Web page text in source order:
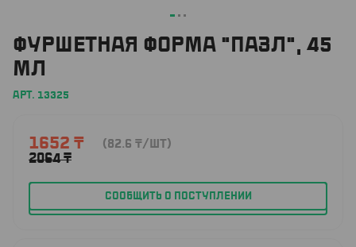
ФУРШЕТНАЯ ФОРМА "ПАЗЛ", 45
МЛ
АРТ. 13325
1652 ₸
2064₸
(82.6 ₸/ШТ)
СООБЩИТЬ О ПОСТУПЛЕНИИ